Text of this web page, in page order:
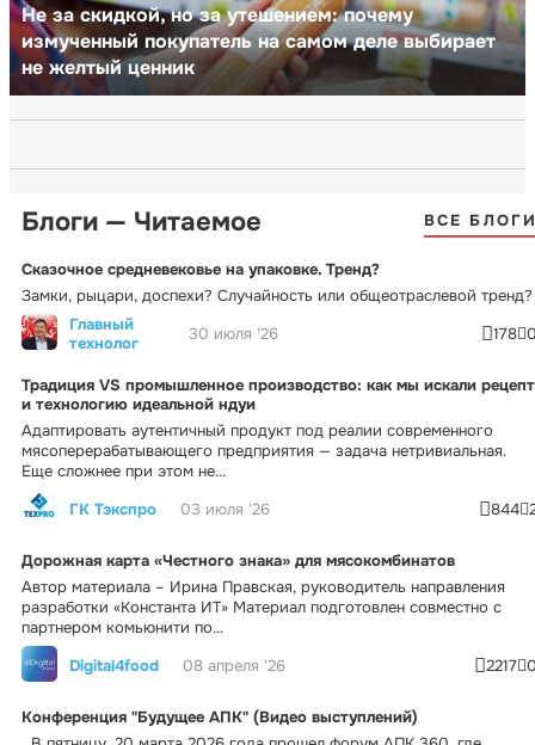
Не за скидкой, но за утешением: почему
измученный покупатель на самом деле выбирает
не желтый ценник
Блоги — Читаемое ВСЕ
Сказочное средневековье на упаковке. Тренд?
Замки, рыцари, доспехи? Случайность или общеотраслевой тренд?
Главный
технолог
30 июля '26 178
Традиция VS промышленное производство: как мы искали рецепт
и технологию идеальной ндуи
Адаптировать аутентичный продукт под реалии современного
мясоперерабатывающего предприятия — задача нетривиальная.
Еще сложнее при этом не...
ГК Тэкспро
03 июля '26 844
Дорожная карта «Честного знака» для мясокомбинатов
Автор материала – Ирина Правская, руководитель направления
разработки «Константа ИТ» Материал подготовлен совместно с
партнером комьюнити по...
Digital4food
08 апреля '26 2217
Конференция "Будущее АПК" (Видео выступлений)